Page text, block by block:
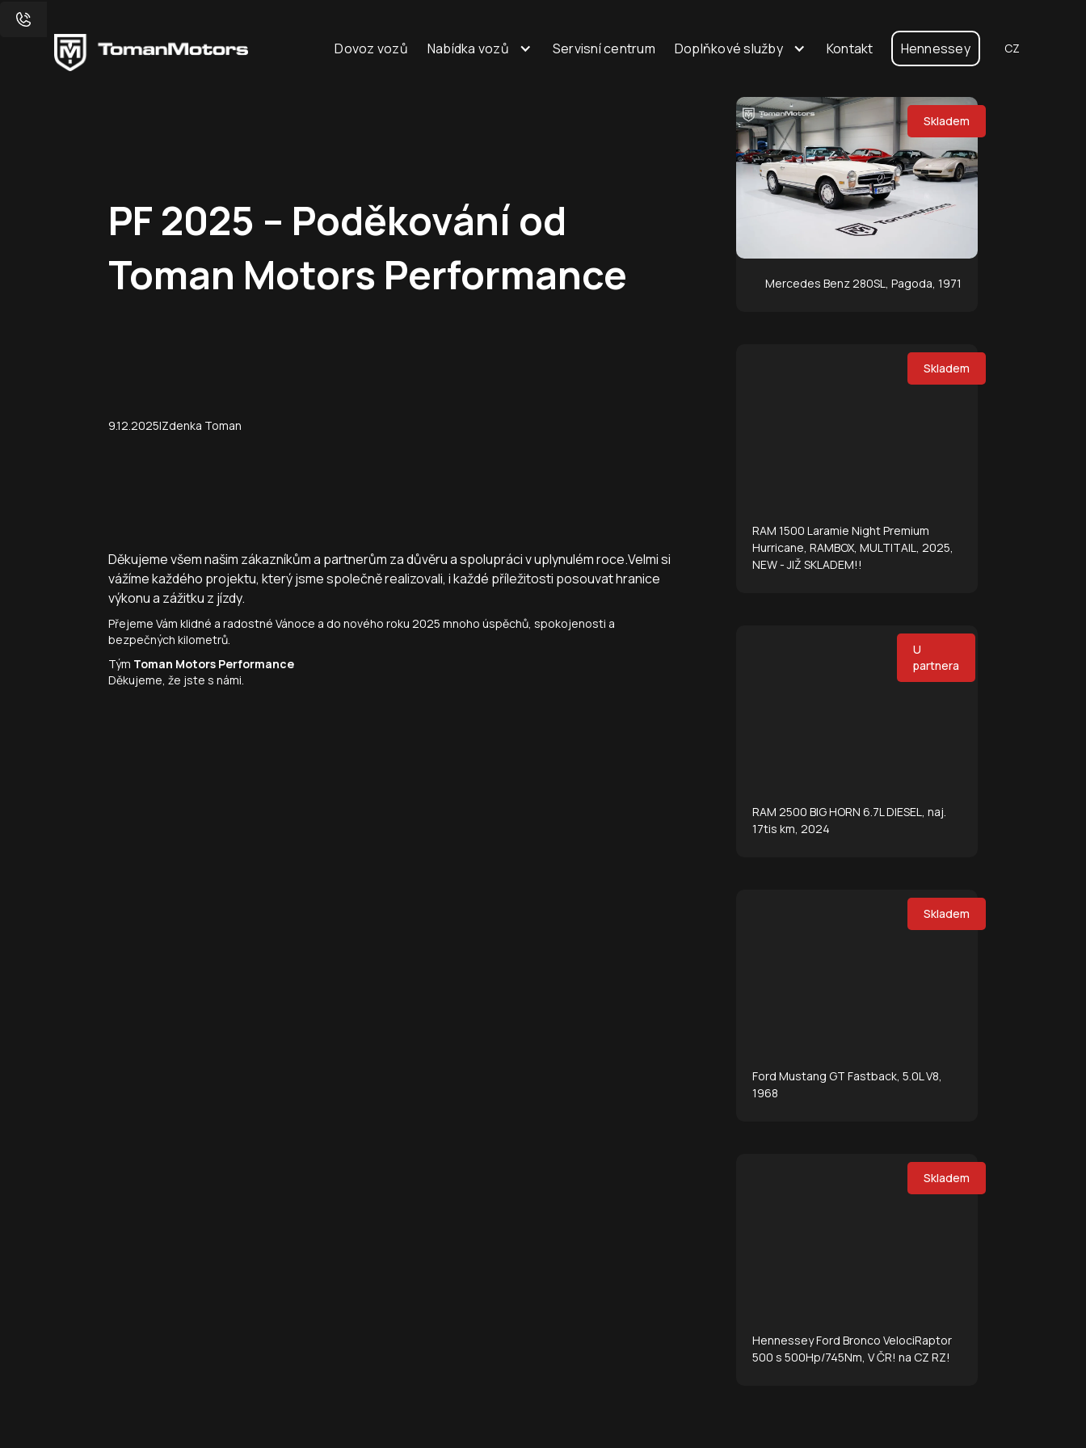
Dovoz vozů Nabídka vozů Servisní centrum Doplňkové služby Kontakt Hennessey CZ
PF 2025 – Poděkování od
Toman Motors Performance
9.12.2025|Zdenka Toman
Děkujeme všem našim zákazníkům a partnerům za důvěru a spolupráci v uplynulém roce.Velmi si
vážíme každého projektu, který jsme společně realizovali, i každé příležitosti posouvat hranice
výkonu a zážitku z jízdy.
Přejeme Vám klidné a radostné Vánoce a do nového roku 2025 mnoho úspěchů, spokojenosti a
bezpečných kilometrů.
Tým Toman Motors Performance
Děkujeme, že jste s námi.
Skladem
Mercedes Benz 280SL, Pagoda, 1971
Skladem
RAM 1500 Laramie Night Premium
Hurricane, RAMBOX, MULTITAIL, 2025,
NEW - JIŽ SKLADEM!!
U
partnera
RAM 2500 BIG HORN 6.7L DIESEL, naj.
17tis km, 2024
Skladem
Ford Mustang GT Fastback, 5.0L V8,
1968
Skladem
Hennessey Ford Bronco VelociRaptor
500 s 500Hp/745Nm, V ČR! na CZ RZ!